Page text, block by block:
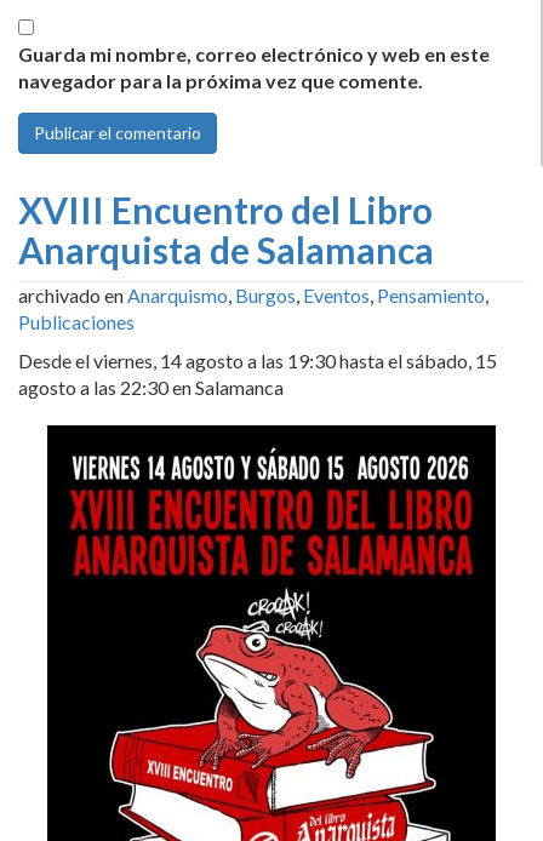
Guarda mi nombre, correo electrónico y web en este
navegador para la próxima vez que comente.
XVIII Encuentro del Libro
Anarquista de Salamanca
archivado enAnarquismo, Burgos, Eventos, Pensamiento,
Publicaciones
Desde el viernes, 14 agosto a las 19:30 hasta el sábado, 15
agosto a las 22:30 en Salamanca